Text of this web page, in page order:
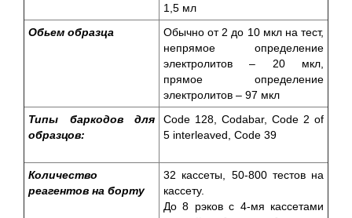
1,5 мл
Обьем образца
Обычно от 2 до 10 мкл на тест,
непрямое определение
электролитов – 20 мкл,
прямое определение
электролитов – 97 мкл
Типы баркодов для
образцов:
Code 128, Codabar, Code 2 of
5 interleaved, Code 39
Количество
реагентов на борту
32 кассеты, 50-800 тестов на
кассету.
До 8 рэков с 4-мя кассетами